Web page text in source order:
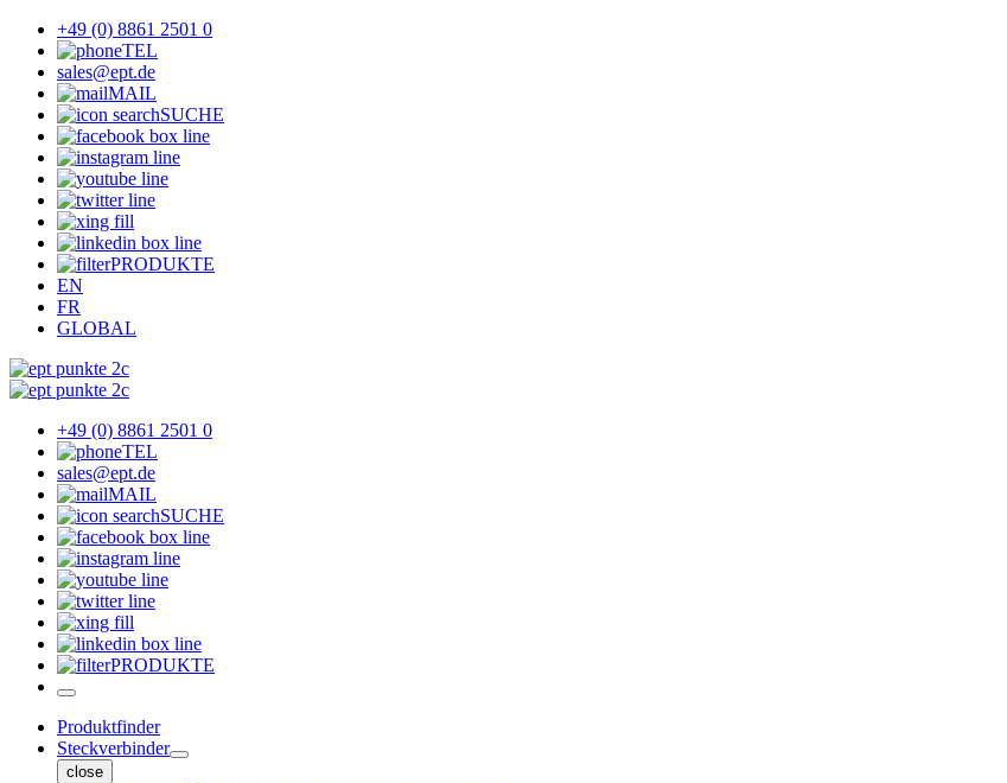
+49 (0) 8861 2501 0
TEL
sales@ept.de
MAIL
SUCHE
PRODUKTE
EN
FR
GLOBAL
+49 (0) 8861 2501 0
TEL
sales@ept.de
MAIL
SUCHE
PRODUKTE
Produktfinder
Steckverbinder
close